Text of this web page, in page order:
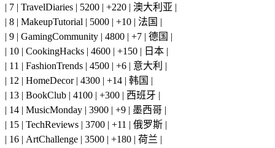
| 7 | TravelDiaries | 5200 | +220 | 澳大利亚 |
| 8 | MakeupTutorial | 5000 | +10 | 法国 |
| 9 | GamingCommunity | 4800 | +7 | 德国 |
| 10 | CookingHacks | 4600 | +150 | 日本 |
| 11 | FashionTrends | 4500 | +6 | 意大利 |
| 12 | HomeDecor | 4300 | +14 | 韩国 |
| 13 | BookClub | 4100 | +300 | 西班牙 |
| 14 | MusicMonday | 3900 | +9 | 墨西哥 |
| 15 | TechReviews | 3700 | +11 | 俄罗斯 |
| 16 | ArtChallenge | 3500 | +180 | 荷兰 |